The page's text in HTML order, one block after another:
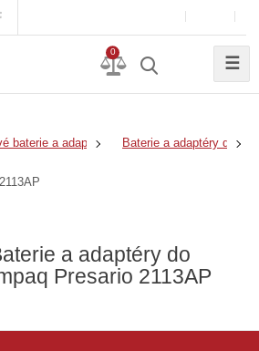
0
☰
baterie a adaptéry Baterie a adaptéry do
a adaptéry do
Presario 2113AP